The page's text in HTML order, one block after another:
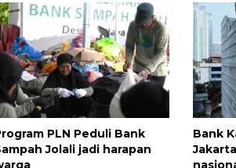
PLN Peduli Bank
Jolali jadi harapan
Bank